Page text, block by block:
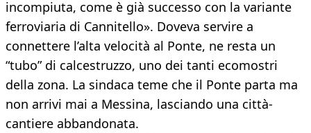
incompiuta, come è già successo con la variante
ferroviaria di Cannitello». Doveva servire a
connettere l’alta velocità al Ponte, ne resta un
“tubo” di calcestruzzo, uno dei tanti ecomostri
della zona. La sindaca teme che il Ponte parta ma
non arrivi mai a Messina, lasciando una città-
cantiere abbandonata.